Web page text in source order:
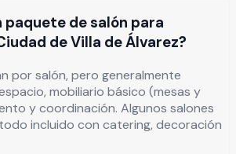
paquete de salón para
de Villa de Álvarez?
por salón, pero generalmente
mobiliario básico (mesas y
y coordinación. Algunos salones
incluido con catering, decoración